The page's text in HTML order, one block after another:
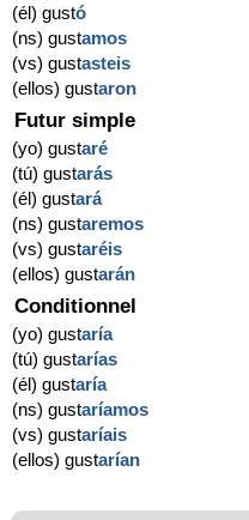
(él) gustó
(ns) gustamos
(vs) gustasteis
(ellos) gustaron
Futur simple
(yo) gustaré
(tú) gustarás
(él) gustará
(ns) gustaremos
(vs) gustaréis
(ellos) gustarán
Conditionnel
(yo) gustaría
(tú) gustarías
(él) gustaría
(ns) gustaríamos
(vs) gustaríais
(ellos) gustarían